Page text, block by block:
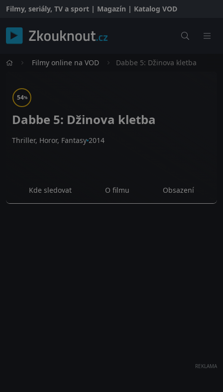
Filmy, seriály, TV a sport | Magazín | Katalog VOD
Filmy online na VOD Dabbe 5: Džinova kletba
54%
Dabbe 5: Džinova kletba
Thriller, Horor, Fantasy 2014
Kde sledovat O filmu Obsazení
REKLAMA